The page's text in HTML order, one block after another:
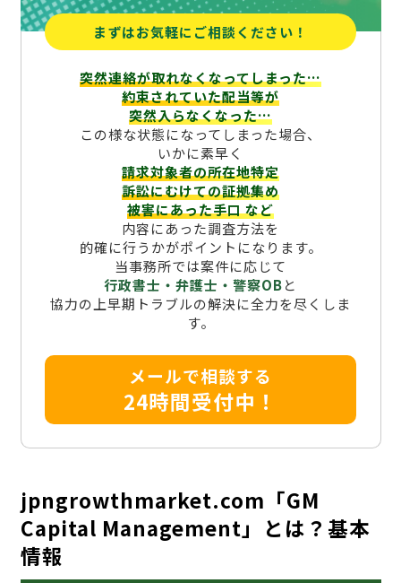
まずはお気軽にご相談ください！
突然連絡が取れなくなってしまった…
約束されていた配当等が
突然入らなくなった…
この様な状態になってしまった場合、
いかに素早く
請求対象者の所在地特定
訴訟にむけての証拠集め
被害にあった手口など
内容にあった調査方法を
的確に行うかがポイントになります。
当事務所では案件に応じて
行政書士・弁護士・警察OBと
協力の上早期トラブルの解決に全力を尽くしま
す。
メールで相談する
24時間受付中！
jpngrowthmarket.com「GM
Capital Management」とは？基本
情報